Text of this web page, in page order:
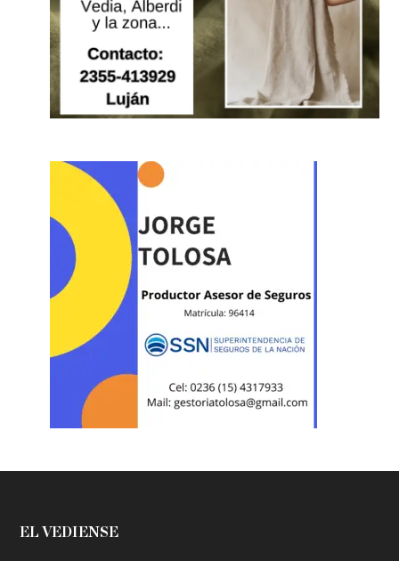
EL VEDIENSE